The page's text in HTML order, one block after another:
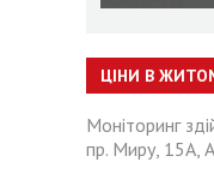
ЦІНИ В
Моніторинг
пр. Миру, 15А,